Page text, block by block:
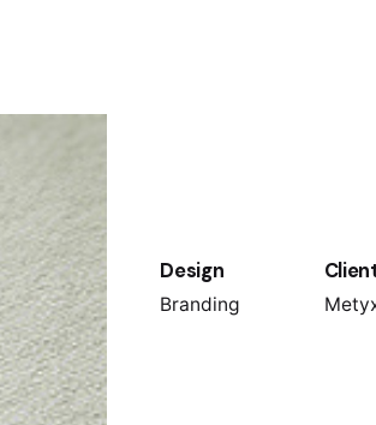
Design
Branding